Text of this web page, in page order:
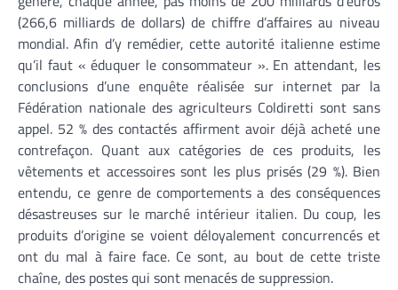
(266,6 milliards de dollars) de chiffre d’affaires au niveau
mondial. Afin d’y remédier, cette autorité italienne estime
qu’il faut « éduquer le consommateur ». En attendant, les
conclusions d’une enquête réalisée sur internet par la
Fédération nationale des agriculteurs Coldiretti sont sans
appel. 52 % des contactés affirment avoir déjà acheté une
contrefaçon. Quant aux catégories de ces produits, les
vêtements et accessoires sont les plus prisés (29 %). Bien
entendu, ce genre de comportements a des conséquences
désastreuses sur le marché intérieur italien. Du coup, les
produits d’origine se voient déloyalement concurrencés et
ont du mal à faire face. Ce sont, au bout de cette triste
chaîne, des postes qui sont menacés de suppression.